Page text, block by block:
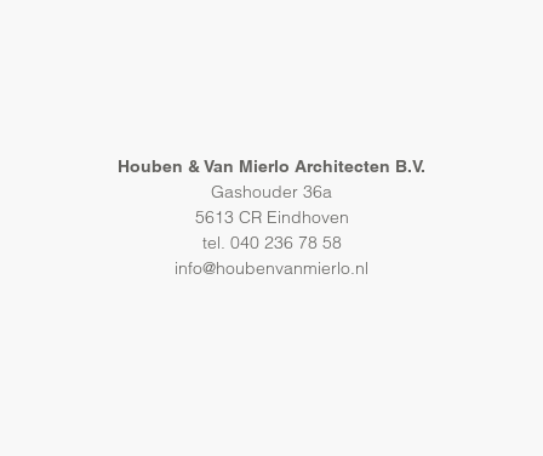
Houben & Van Mierlo Architecten B.V.
Gashouder 36a
5613 CR Eindhoven
tel. 040 236 78 58
info@houbenvanmierlo.nl